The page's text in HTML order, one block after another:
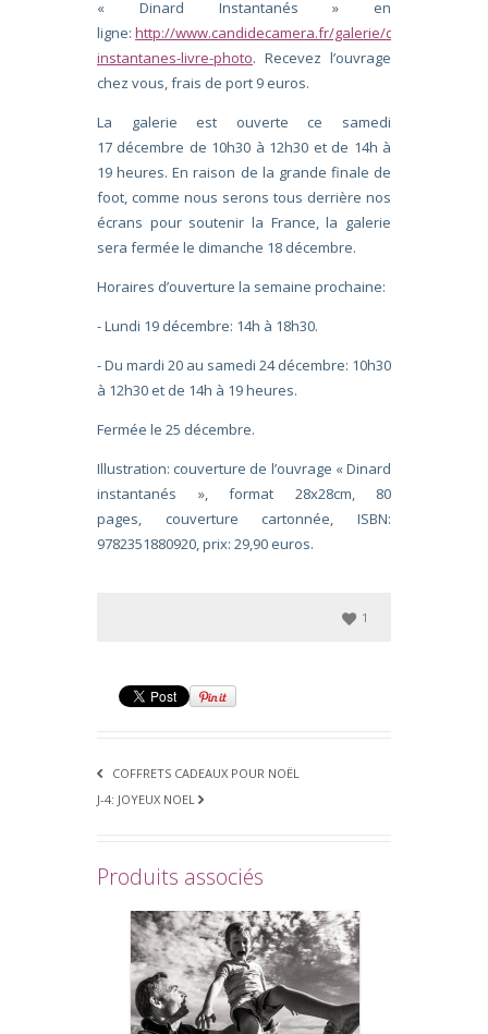
« Dinard Instantanés » en
ligne: http://www.candidecamera.fr/galerie/dinard-
instantanes-livre-photo. Recevez l’ouvrage
chez vous, frais de port 9 euros.
La galerie est ouverte ce samedi
17 décembre de 10h30 à 12h30 et de 14h à
19 heures. En raison de la grande finale de
foot, comme nous serons tous derrière nos
écrans pour soutenir la France, la galerie
sera fermée le dimanche 18 décembre.
Horaires d’ouverture la semaine prochaine:
- Lundi 19 décembre: 14h à 18h30.
- Du mardi 20 au samedi 24 décembre: 10h30
à 12h30 et de 14h à 19 heures.
Fermée le 25 décembre.
Illustration: couverture de l’ouvrage « Dinard
instantanés », format 28x28cm, 80
pages, couverture cartonnée, ISBN:
9782351880920, prix: 29,90 euros.
1
COFFRETS CADEAUX POUR NOËL
J-4: JOYEUX NOEL
Produits associés